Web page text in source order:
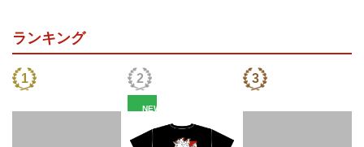
ランキング
NEW